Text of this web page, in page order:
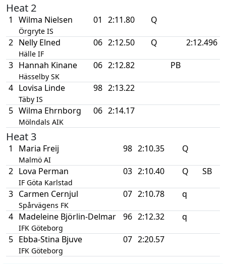
Heat 2
1 Wilma Nielsen
Örgryte IS
01 2:11.80 Q
2 Nelly Elned
Hälle IF
06 2:12.50 Q 2:12.496
3 Hannah Kinane
Hässelby SK
06 2:12.82 PB
4 Lovisa Linde
Täby IS
98 2:13.22
5 Wilma Ehrnborg
Mölndals AIK
06 2:14.17
Heat 3
1 Maria Freij
Malmö AI
98 2:10.35 Q
2 Lova Perman
IF Göta Karlstad
03 2:10.40 Q SB
3 Carmen Cernjul
Spårvägens FK
07 2:10.78 q
4 Madeleine Björlin-Delmar
IFK Göteborg
96 2:12.32 q
5 Ebba-Stina Bjuve
IFK Göteborg
07 2:20.57